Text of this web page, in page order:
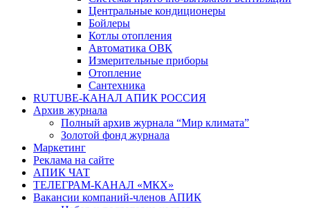
Центральные кондиционеры
Бойлеры
Котлы отопления
Автоматика ОВК
Измерительные приборы
Отопление
Сантехника
RUTUBE-КАНАЛ АПИК РОССИЯ
Архив журнала
Полный архив журнала “Мир климата”
Золотой фонд журнала
Маркетинг
Реклама на сайте
АПИК ЧАТ
ТЕЛЕГРАМ-КАНАЛ «МКХ»
Вакансии компаний-членов АПИК